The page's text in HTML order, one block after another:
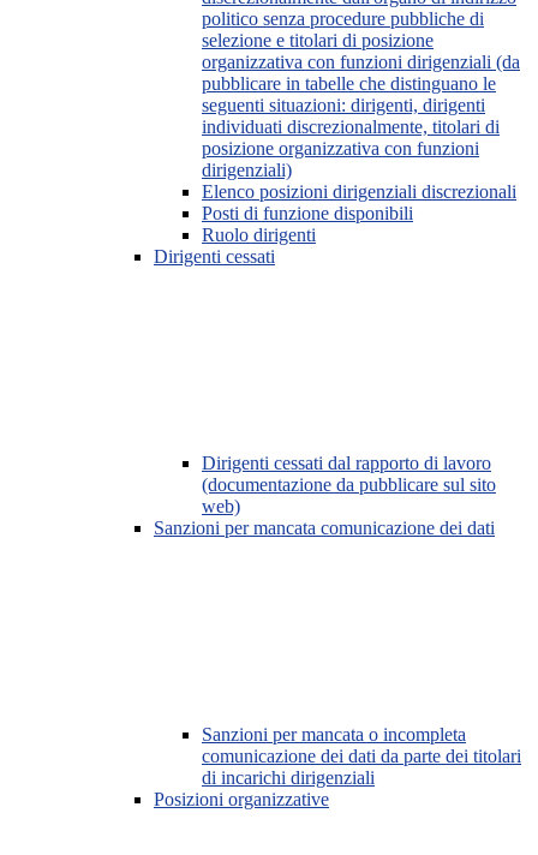
politico senza procedure pubbliche di
selezione e titolari di posizione
organizzativa con funzioni dirigenziali (da
pubblicare in tabelle che distinguano le
seguenti situazioni: dirigenti, dirigenti
individuati discrezionalmente, titolari di
posizione organizzativa con funzioni
dirigenziali)
Elenco posizioni dirigenziali discrezionali
Posti di funzione disponibili
Ruolo dirigenti
Dirigenti cessati
Dirigenti cessati dal rapporto di lavoro
(documentazione da pubblicare sul sito
web)
Sanzioni per mancata comunicazione dei dati
Sanzioni per mancata o incompleta
comunicazione dei dati da parte dei titolari
di incarichi dirigenziali
Posizioni organizzative